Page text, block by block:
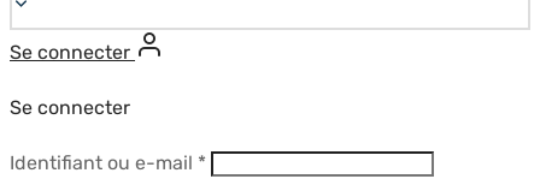
Se connecter
Se connecter
Identifiant ou e-mail *Obligatoire